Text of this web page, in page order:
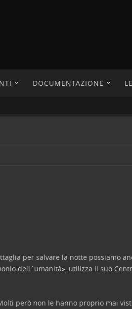
DOCUMENTAZIONE
per salvare la notte possiamo
dell´umanità», utilizza il suo
però non le hanno proprio mai